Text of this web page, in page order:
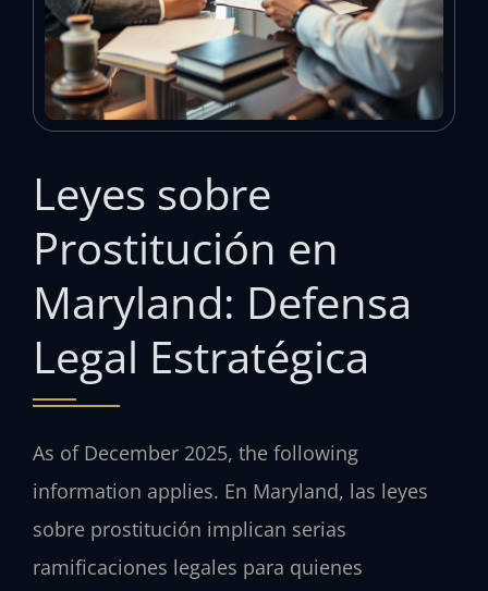
Leyes sobre
Prostitución en
Maryland: Defensa
Legal Estratégica
As of December 2025, the following
information applies. En Maryland, las leyes
sobre prostitución implican serias
ramificaciones legales para quienes